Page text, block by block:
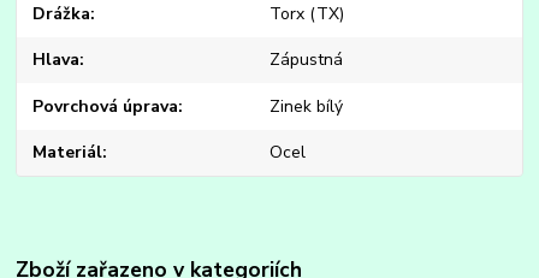
Drážka Torx (TX)
Hlava Zápustná
Povrchová úprava Zinek bílý
Materiál Ocel
Zboží zařazeno v kategoriích